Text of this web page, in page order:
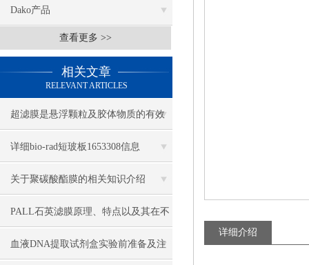
Dako产品
查看更多 >>
相关文章
RELEVANT ARTICLES
超滤膜是悬浮颗粒及胶体物质的有效
屏障
详细bio-rad短玻板1653308信息
关于聚碳酸酯膜的相关知识介绍
PALL石英滤膜原理、特点以及其在不
同领域中的应用
血液DNA提取试剂盒实验前准备及注
详细介绍